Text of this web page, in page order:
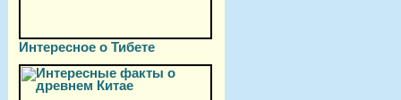
Интересное о Тибете